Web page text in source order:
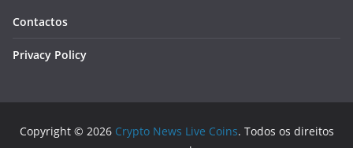
Contactos
Privacy Policy
Copyright © 2026 Crypto News Live Coins. Todos os direitos